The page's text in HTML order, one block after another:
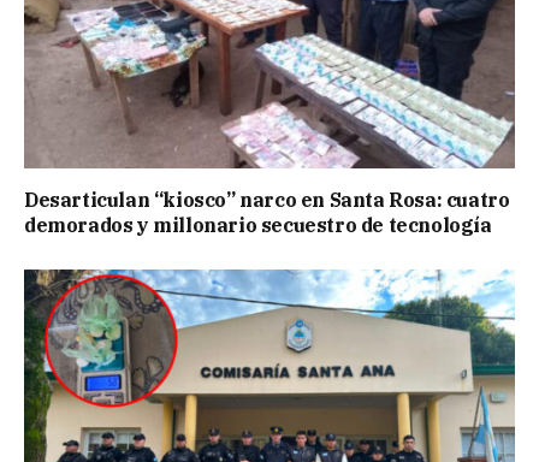
Desarticulan “kiosco” narco en Santa Rosa: cuatro
demorados y millonario secuestro de tecnología